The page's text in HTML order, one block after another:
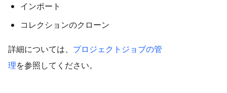
インポート
コレクションのクローン
詳細については、 プロジェクトジョブの管
理を参照してください。